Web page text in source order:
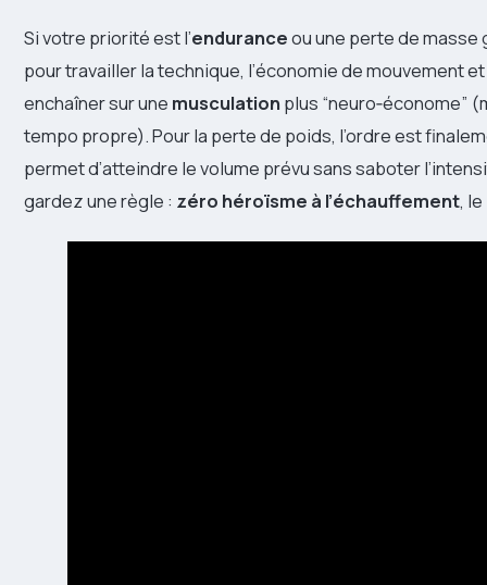
Si votre priorité est l’enduranceou une perte de
pour travailler la technique, l’économie de mouvement
enchaîner sur une musculation plus “neuro‑économe”
tempo propre). Pour la perte de poids, l’ordre est
permet d’atteindre le volume prévu sans saboter
gardez une règle : zéro héroïsme à l’échauffement,